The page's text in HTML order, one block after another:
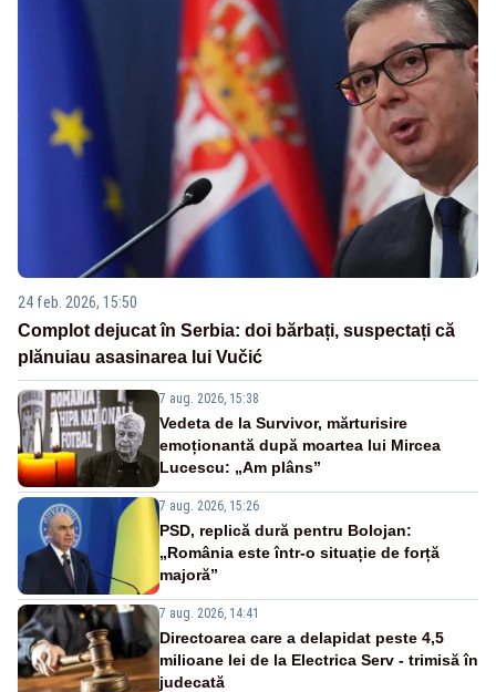
24 feb. 2026, 15:50
Complot dejucat în Serbia: doi bărbați, suspectați că
plănuiau asasinarea lui Vučić
7 aug. 2026, 15:38
Vedeta de la Survivor, mărturisire
emoționantă după moartea lui Mircea
Lucescu: „Am plâns”
7 aug. 2026, 15:26
PSD, replică dură pentru Bolojan:
„România este într-o situație de forță
majoră”
7 aug. 2026, 14:41
Directoarea care a delapidat peste 4,5
milioane lei de la Electrica Serv - trimisă în
judecată